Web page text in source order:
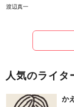
渡辺真一
人気のライタ
か